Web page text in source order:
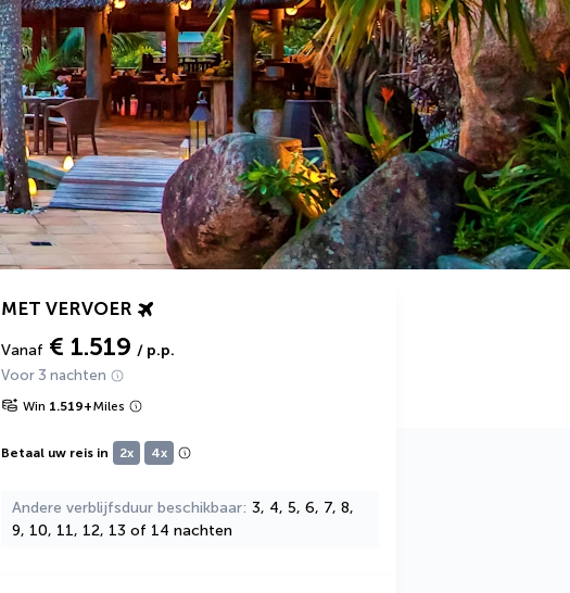
MET VERVOER
Vanaf € 1.519 / p.p.
Voor 3 nachten
Win 1.519+Miles
Betaal uw reis in 2x 4x
Andere verblijfsduur beschikbaar 3, 4, 5, 6, 7, 8,
9, 10, 11, 12, 13 of 14 nachten